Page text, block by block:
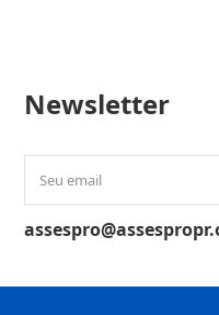
Newsletter
email